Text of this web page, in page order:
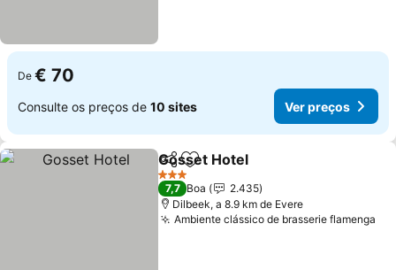
De € 70
Consulte os preços de 10 sites Ver preços
PartilharAdicionar aos favoritos
Gosset Hotel
3 Estrelas
7,7 Boa
2.435
Dilbeek, a 8.9 km de Evere
Ambiente clássico de brasserie flamenga